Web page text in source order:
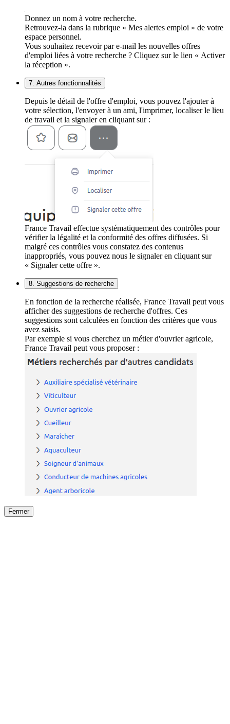
Donnez un nom à votre recherche.
Retrouvez-la dans la rubrique « Mes alertes emploi » de votre
espace personnel.
Vous souhaitez recevoir par e-mail les nouvelles offres
d'emploi liées à votre recherche ? Cliquez sur le lien « Activer
la réception ».
7. Autres fonctionnalités
Depuis le détail de l'offre d'emploi, vous pouvez l'ajouter à
votre sélection, l'envoyer à un ami, l'imprimer, localiser le lieu
de travail et la signaler en cliquant sur :
France Travail effectue systématiquement des contrôles pour
vérifier la légalité et la conformité des offres diffusées. Si
malgré ces contrôles vous constatez des contenus
inappropriés, vous pouvez nous le signaler en cliquant sur
« Signaler cette offre ».
8. Suggestions de recherche
En fonction de la recherche réalisée, France Travail peut vous
afficher des suggestions de recherche d'offres. Ces
suggestions sont calculées en fonction des critères que vous
avez saisis.
Par exemple si vous cherchez un métier d'ouvrier agricole,
France Travail peut vous proposer :
Fermer